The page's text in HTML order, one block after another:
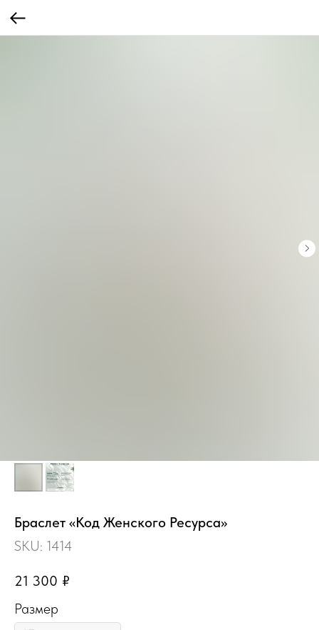
Браслет «Код Женского Ресурса»
SKU: 1414
21 300 ₽
Размер